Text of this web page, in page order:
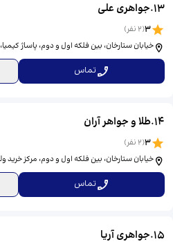
13
.جواهری علی
3
(
2نفر)
خیابان ستارخان، بین فلکه اول و دوم، پاساژ کیمیا،
تماس
14
.طلا و جواهر آران
3
(
2نفر)
خیابان ستارخان، بین فلکه اول و دوم، مرکز خرید
تماس
15
.جواهری آریا